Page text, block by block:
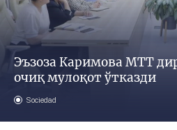
Эъзоза Каримова МТТ
очиқ мулоқот ўтказди
Sociedad